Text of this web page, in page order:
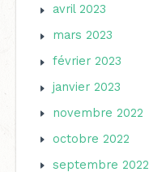
avril 2023
mars 2023
février 2023
janvier 2023
novembre 2022
octobre 2022
septembre 2022